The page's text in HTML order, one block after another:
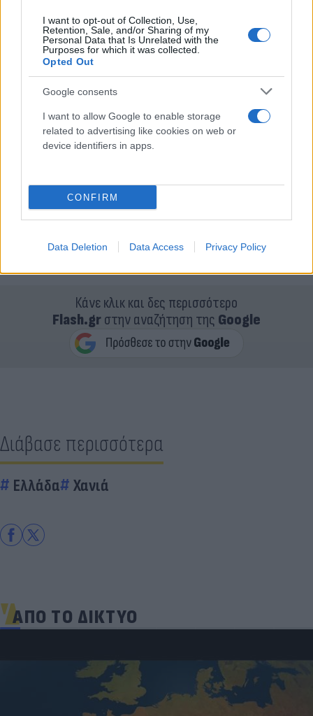
I want to opt-out of Collection, Use,
Retention, Sale, and/or Sharing of my
Personal Data that Is Unrelated with the
Purposes for which it was collected.
Opted Out
Google consents
I want to allow Google to enable storage
related to advertising like cookies on web or
device identifiers in apps.
CONFIRM
Data Deletion Data Access Privacy Policy
Κάνε κλικ και δες περισσότερο
Flash.grστην αναζήτηση της Google
Διάβασε περισσότερα
Ελλάδα Χανιά
ΑΠΟ ΤΟ ΔΙΚΤΥΟ